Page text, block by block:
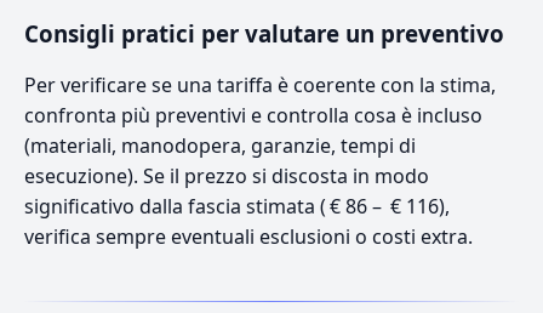
Consigli pratici per valutare un preventivo
Per verificare se una tariffa è coerente con la stima,
confronta più preventivi e controlla cosa è incluso
(materiali, manodopera, garanzie, tempi di
esecuzione). Se il prezzo si discosta in modo
significativo dalla fascia stimata ( € 86 – € 116),
verifica sempre eventuali esclusioni o costi extra.